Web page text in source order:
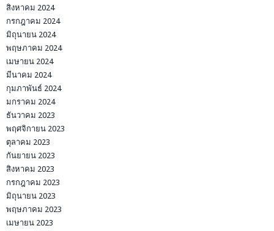
สิงหาคม 2024
กรกฎาคม 2024
มิถุนายน 2024
พฤษภาคม 2024
เมษายน 2024
มีนาคม 2024
กุมภาพันธ์ 2024
มกราคม 2024
ธันวาคม 2023
พฤศจิกายน 2023
ตุลาคม 2023
กันยายน 2023
สิงหาคม 2023
กรกฎาคม 2023
มิถุนายน 2023
พฤษภาคม 2023
เมษายน 2023